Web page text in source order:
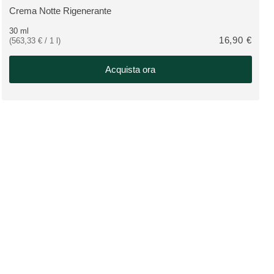
VEDI PRODOTTO:
Crema Notte Rigenerante
30 ml
(563,33 € / 1 l)
16,90 €
Acquista ora